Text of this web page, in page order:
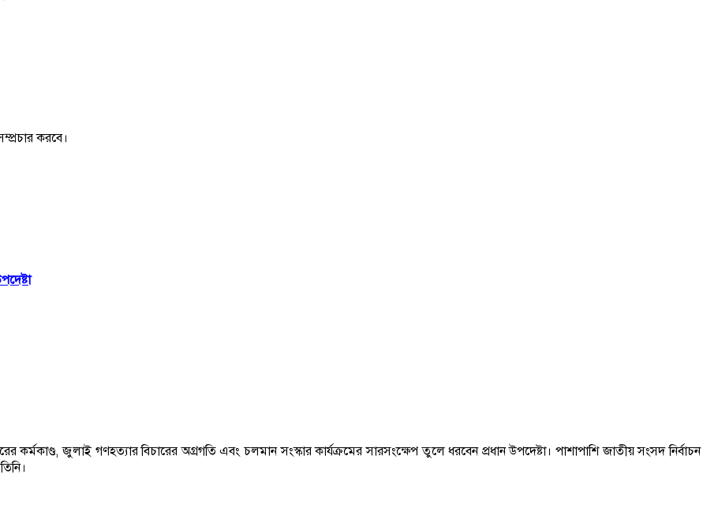
করবে।
কর্মকাণ্ড, জুলাই গণহত্যার বিচারের অগ্রগতি এবং চলমান সংস্কার কার্যক্রমের সারসংক্ষেপ তুলে ধরবেন প্রধান উপদেষ্টা। পাশাপাশি জাতীয় সংসদ নির্বাচন